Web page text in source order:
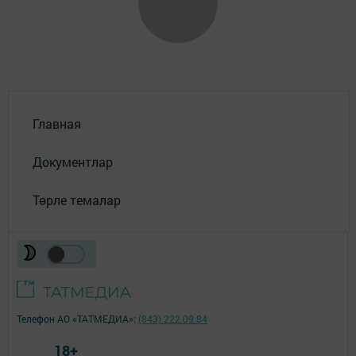
Главная
Документлар
Төрле темалар
Телефон АО «ТАТМЕДИА»: (843) 222 09 84
18+